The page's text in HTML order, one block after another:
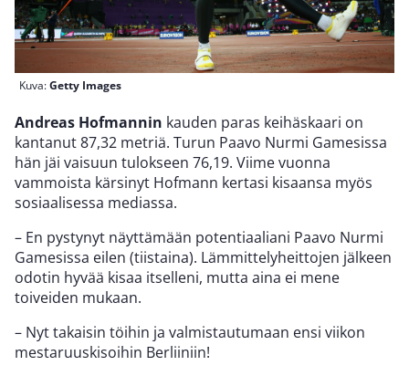
Kuva:Getty Images
Andreas Hofmannin kauden paras keihäskaari on
kantanut 87,32 metriä. Turun Paavo Nurmi Gamesissa
hän jäi vaisuun tulokseen 76,19. Viime vuonna
vammoista kärsinyt Hofmann kertasi kisaansa myös
sosiaalisessa mediassa.
– En pystynyt näyttämään potentiaaliani Paavo Nurmi
Gamesissa eilen (tiistaina). Lämmittelyheittojen jälkeen
odotin hyvää kisaa itselleni, mutta aina ei mene
toiveiden mukaan.
– Nyt takaisin töihin ja valmistautumaan ensi viikon
mestaruuskisoihin Berliiniin!